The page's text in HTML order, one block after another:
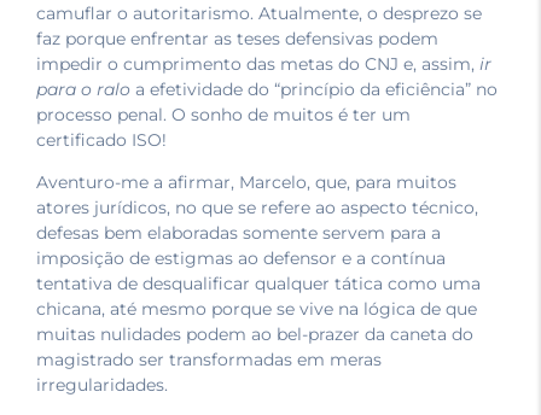
camuflar o autoritarismo. Atualmente, o desprezo se
faz porque enfrentar as teses defensivas podem
impedir o cumprimento das metas do CNJ e, assim, ir
para o ralo a efetividade do “princípio da eficiência” no
processo penal. O sonho de muitos é ter um
certificado ISO!
Aventuro-me a afirmar, Marcelo, que, para muitos
atores jurídicos, no que se refere ao aspecto técnico,
defesas bem elaboradas somente servem para a
imposição de estigmas ao defensor e a contínua
tentativa de desqualificar qualquer tática como uma
chicana, até mesmo porque se vive na lógica de que
muitas nulidades podem ao bel-prazer da caneta do
magistrado ser transformadas em meras
irregularidades.